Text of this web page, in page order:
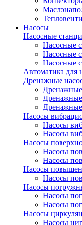
Насосы
Насосные
Насосные
Насосные
Насосные
Автоматика для
Дренажные
Дренажные
Насосы
Насосы
Насосы
Насосы
Насосы
Насосы
Насосы
Насосы
Насосы
Насосы
Насосы
Насосы
Насосы